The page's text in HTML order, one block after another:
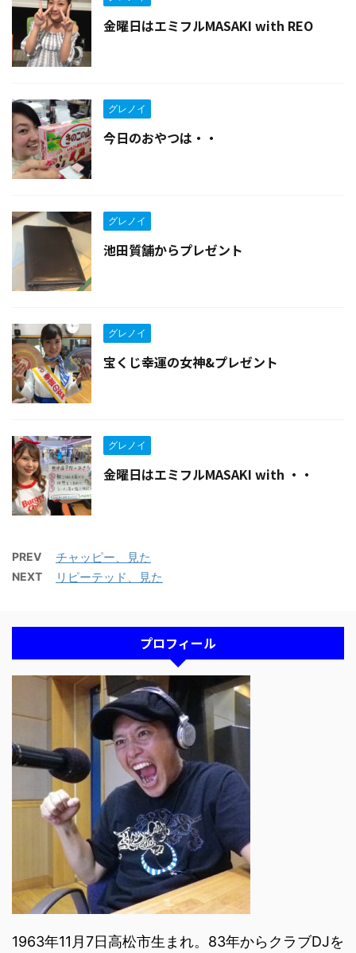
金曜日はエミフルMASAKI with REO
グレノイ
今日のおやつは・・
グレノイ
池田質舗からプレゼント
グレノイ
宝くじ幸運の女神&プレゼント
グレノイ
金曜日はエミフルMASAKI with ・・
PREV チャッピー、見た
NEXT リピーテッド、見た
プロフィール
1963年11月7日高松市生まれ。83年からクラブDJを